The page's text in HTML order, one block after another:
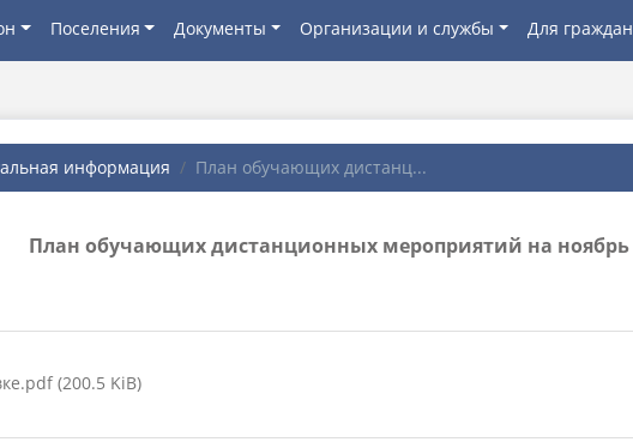
Поселения Документы Организации и службы Для граждан
информация План обучающих дистанц...
План обучающих дистанционных мероприятий на ноябрь
(200.5 KiB)